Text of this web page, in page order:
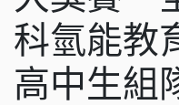
科氫能教
高中生組